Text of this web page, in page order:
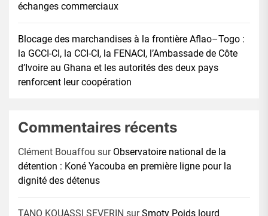
échanges commerciaux
Blocage des marchandises à la frontière Aflao–Togo :
la GCCI-CI, la CCI-CI, la FENACI, l’Ambassade de Côte
d’Ivoire au Ghana et les autorités des deux pays
renforcent leur coopération
Commentaires récents
Clément Bouaffou sur Observatoire national de la
détention : Koné Yacouba en première ligne pour la
dignité des détenus
TANO KOUASSI SEVERIN surSmoty Poids lourd